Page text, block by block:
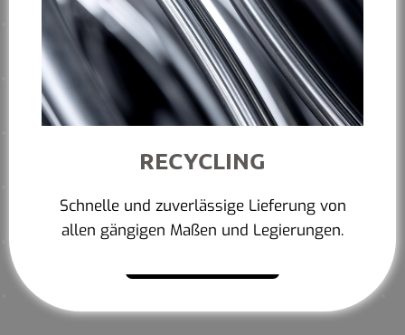
RECYCLING
Schnelle und zuverlässige Lieferung von
allen gängigen Maßen und Legierungen.